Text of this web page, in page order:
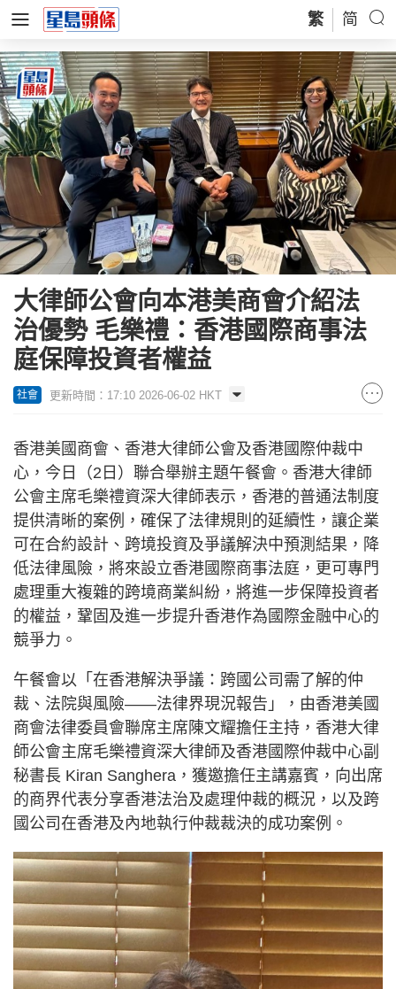
繁 简
大律師公會向本港美商會介紹法
治優勢 毛樂禮：香港國際商事法
庭保障投資者權益
社會 更新時間：17:10 2026-06-02 HKT
香港美國商會、香港大律師公會及香港國際仲裁中
心，今日（2日）聯合舉辦主題午餐會。香港大律師
公會主席毛樂禮資深大律師表示，香港的普通法制度
提供清晰的案例，確保了法律規則的延續性，讓企業
可在合約設計、跨境投資及爭議解決中預測結果，降
低法律風險，將來設立香港國際商事法庭，更可專門
處理重大複雜的跨境商業糾紛，將進一步保障投資者
的權益，鞏固及進一步提升香港作為國際金融中心的
競爭力。
午餐會以「在香港解決爭議：跨國公司需了解的仲
裁、法院與風險——法律界現況報告」，由香港美國
商會法律委員會聯席主席陳文耀擔任主持，香港大律
師公會主席毛樂禮資深大律師及香港國際仲裁中心副
秘書長 Kiran Sanghera，獲邀擔任主講嘉賓，向出席
的商界代表分享香港法治及處理仲裁的概況，以及跨
國公司在香港及內地執行仲裁裁決的成功案例。